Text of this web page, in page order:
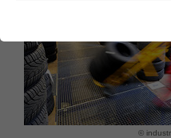
©
Essentielle Cookies
Webseite einwandfrei
Name
Anbieter TYPO3
Cookie-
Statistik und